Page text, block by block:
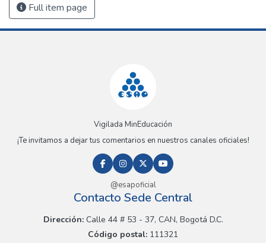
Full item page
Vigilada MinEducación
¡Te invitamos a dejar tus comentarios en nuestros canales oficiales!
@esapoficial
Contacto Sede Central
Dirección:Calle 44 # 53 - 37, CAN, Bogotá D.C.
Código postal: 111321